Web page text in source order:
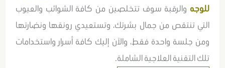
للوجه والرقبة سوف تتخلصين من كافة الشوائب والعيوب
التي تنتقص من جمال بشرتك، وتستعيدي رونقها ونضارتها
ومن جلسة واحدة فقط، والآن إليك كافة أسرار واستخدامات
تلك التقنية العلاجية الشاملة.